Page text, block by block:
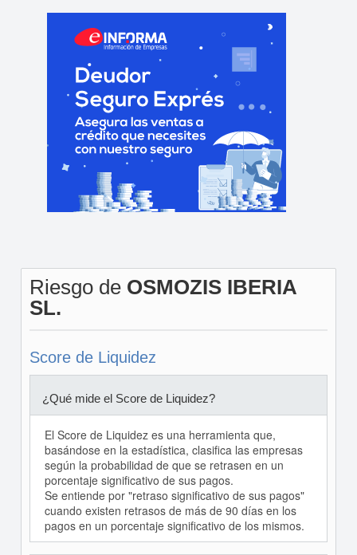
Riesgo de OSMOZIS IBERIA
SL.
Score de Liquidez
¿Qué mide el Score de Liquidez?
El Score de Liquidez es una herramienta que,
basándose en la estadística, clasifica las empresas
según la probabilidad de que se retrasen en un
porcentaje significativo de sus pagos.
Se entiende por "retraso significativo de sus pagos"
cuando existen retrasos de más de 90 días en los
pagos en un porcentaje significativo de los mismos.